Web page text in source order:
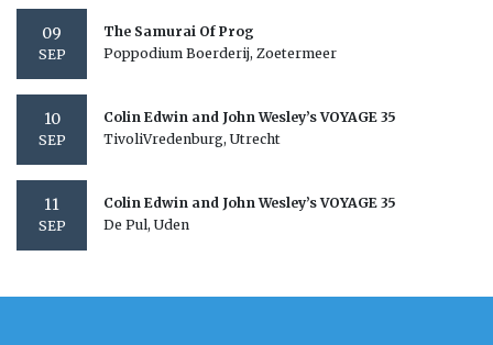
09
SEP
The Samurai Of Prog
Poppodium Boerderij, Zoetermeer
10
SEP
Colin Edwin and John Wesley’s VOYAGE 35
TivoliVredenburg, Utrecht
11
SEP
Colin Edwin and John Wesley’s VOYAGE 35
De Pul, Uden